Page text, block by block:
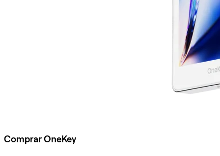
Comprar OneKey